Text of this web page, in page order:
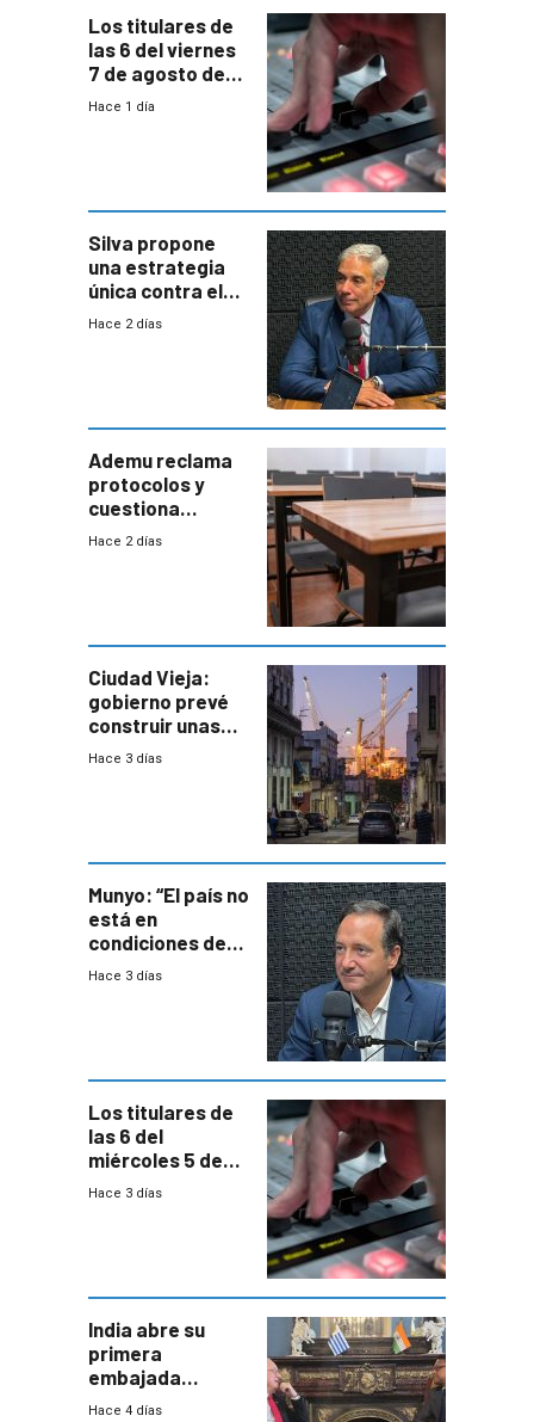
Los titulares de
las 6 del viernes
7 de agosto de
2026
Hace 1 día
Silva propone
una estrategia
única contra el
narcotráfico y
Hace 2 días
Ademu reclama
protocolos y
cuestiona
demora de
Hace 2 días
Ciudad Vieja:
gobierno prevé
construir unas
mil viviendas en
Hace 3 días
Munyo: “El país no
está en
condiciones de
enfrentar una
Hace 3 días
Los titulares de
las 6 del
miércoles 5 de
agosto de 2026
Hace 3 días
India abre su
primera
embajada
residente en
Hace 4 días